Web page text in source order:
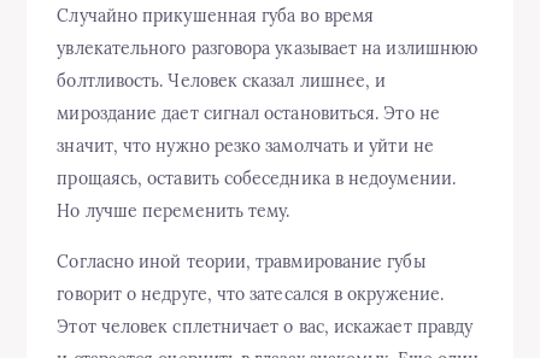
Случайно прикушенная губа во время
увлекательного разговора указывает на излишнюю
болтливость. Человек сказал лишнее, и
мироздание дает сигнал остановиться. Это не
значит, что нужно резко замолчать и уйти не
прощаясь, оставить собеседника в недоумении.
Но лучше переменить тему.
Согласно иной теории, травмирование губы
говорит о недруге, что затесался в окружение.
Этот человек сплетничает о вас, искажает правду